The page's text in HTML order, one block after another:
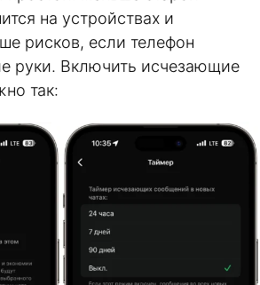
на устройствах и
рисков, если телефон
руки. Включить исчезающие
так: